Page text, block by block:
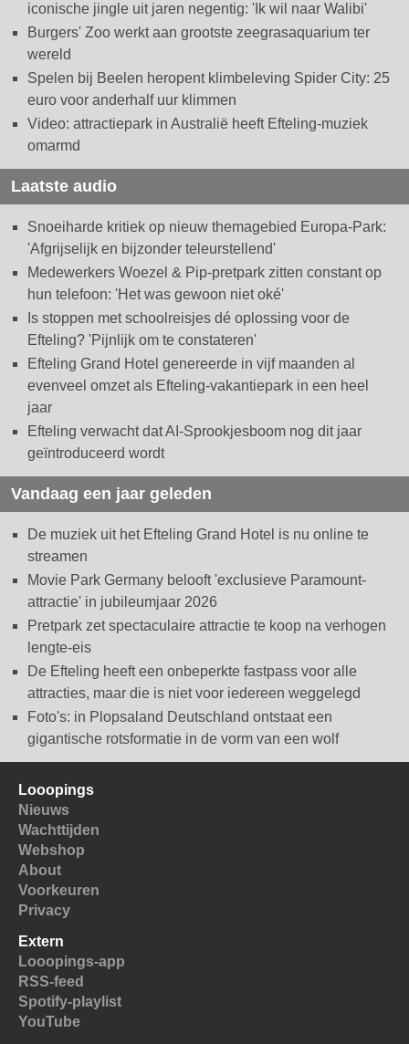
iconische jingle uit jaren negentig: 'Ik wil naar Walibi'
Burgers' Zoo werkt aan grootste zeegrasaquarium ter
wereld
Spelen bij Beelen heropent klimbeleving Spider City: 25
euro voor anderhalf uur klimmen
Video: attractiepark in Australië heeft Efteling-muziek
omarmd
Laatste audio
Snoeiharde kritiek op nieuw themagebied Europa-Park:
'Afgrijselijk en bijzonder teleurstellend'
Medewerkers Woezel & Pip-pretpark zitten constant op
hun telefoon: 'Het was gewoon niet oké'
Is stoppen met schoolreisjes dé oplossing voor de
Efteling? 'Pijnlijk om te constateren'
Efteling Grand Hotel genereerde in vijf maanden al
evenveel omzet als Efteling-vakantiepark in een heel
jaar
Efteling verwacht dat AI-Sprookjesboom nog dit jaar
geïntroduceerd wordt
Vandaag een jaar geleden
De muziek uit het Efteling Grand Hotel is nu online te
streamen
Movie Park Germany belooft 'exclusieve Paramount-
attractie' in jubileumjaar 2026
Pretpark zet spectaculaire attractie te koop na verhogen
lengte-eis
De Efteling heeft een onbeperkte fastpass voor alle
attracties, maar die is niet voor iedereen weggelegd
Foto's: in Plopsaland Deutschland ontstaat een
gigantische rotsformatie in de vorm van een wolf
Looopings
Nieuws
Wachttijden
Webshop
About
Voorkeuren
Privacy
Extern
Looopings-app
RSS-feed
Spotify-playlist
YouTube